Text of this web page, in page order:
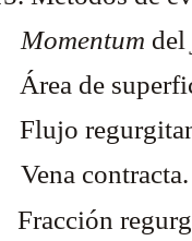
Momentum del
de
contracta.